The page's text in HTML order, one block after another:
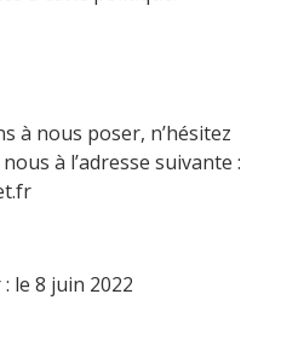
à nous poser, n’hésitez
à l’adresse suivante :
le 8 juin 2022